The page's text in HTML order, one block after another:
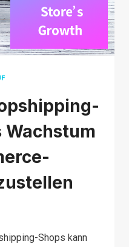
Wachstum
Shops kann